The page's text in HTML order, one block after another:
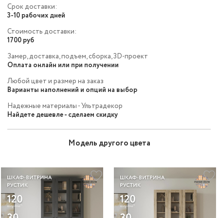
Срок доставки:
3-10 рабочих дней
Стоимость доставки:
1700 руб
Замер, доставка, подъем, сборка, 3D-проект
Оплата онлайн или при получении
Любой цвет и размер на заказ
Варианты наполнений и опций на выбор
Надежные материалы - Ультрадекор
Найдете дешевле - сделаем скидку
Модель другого цвета